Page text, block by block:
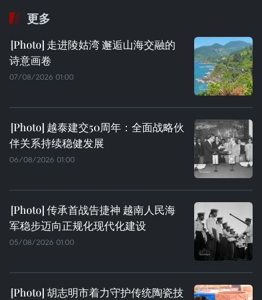
更多
走进陵姑湾 邂逅山海交融的
诗意画卷
07/08/2026 01:00
越泰建交50周年：全面战略伙
伴关系持续稳健发展
06/08/2026 01:00
传承首战告捷神 越南人民海
军稳步迈向正规化现代化建设
05/08/2026 01:00
胡志明市着力守护传统陶瓷技